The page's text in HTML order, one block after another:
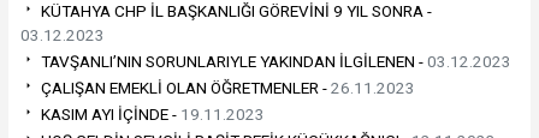
KÜTAHYA CHP İL BAŞKANLIĞI GÖREVİNİ 9 YIL SONRA -
03.12.2023
TAVŞANLI’NIN SORUNLARIYLE YAKINDAN İLGİLENEN -03.12.2023
ÇALIŞAN EMEKLİ OLAN ÖĞRETMENLER -26.11.2023
KASIM AYI İÇİNDE - 19.11.2023